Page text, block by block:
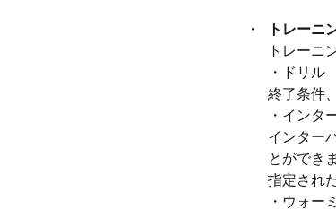
トレーニ
トレーニ
・ドリル
終了条件
・インタ
インター
とができ
指定され
・ウォー